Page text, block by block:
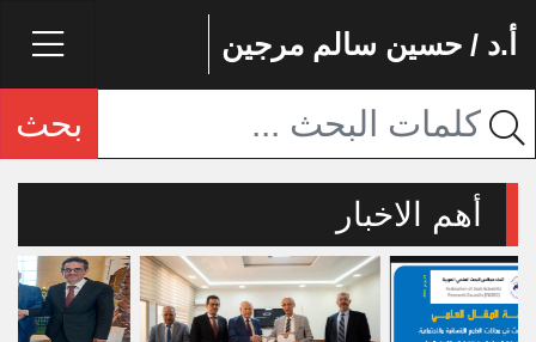
أ.د / حسين سالم مرجين
بحث
أهم الاخبار